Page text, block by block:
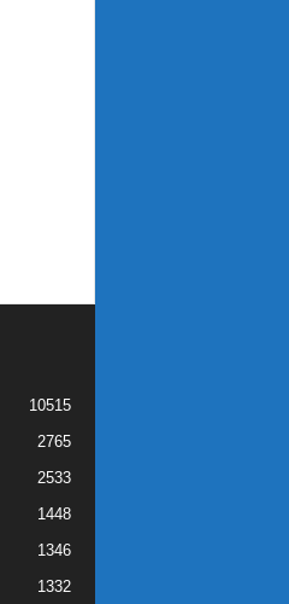
10515
2765
2533
1448
1346
1332